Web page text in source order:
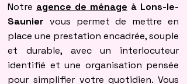
Notre agence de ménage à Lons-le-
Saunier vous permet de mettre en
place une prestation encadrée, souple
et durable, avec un interlocuteur
identifié et une organisation pensée
pour simplifier votre quotidien. Vous